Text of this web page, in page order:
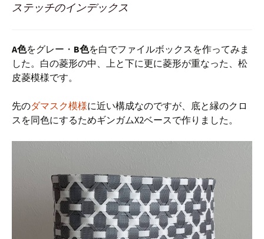
ステッチのインデックス
A色をグレー・ B色を白でファイルボックスを作ってみま
した。白の菱形の中、上と下に更に菱形が重なった、松
皮菱模様です。
先のダマスク模様に近い構成なのですが、底と縁のクロ
スを同色にするためギンガムX2ベースで作りました。